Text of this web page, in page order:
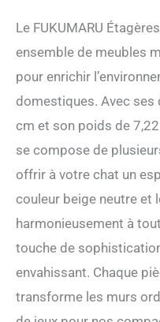
Le FUKUMARU
ensemble de meubles
pour enrichir
domestiques. Avec ses
cm et son poids de
se compose de
offrir à votre chat un
couleur beige neutre et
harmonieusement à
touche de
envahissant. Chaque
transforme les murs